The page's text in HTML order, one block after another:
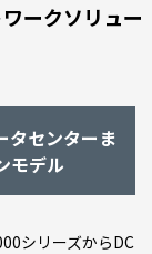
ークソリュー
タセンターま
モデル
シリーズからDC